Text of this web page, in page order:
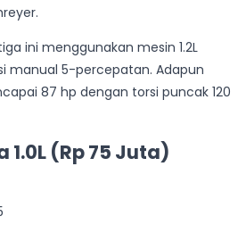
ini menggunakan mesin 1.2L
manual 5-percepatan. Adapun
87 hp dengan torsi puncak 120
1.0L (Rp 75 Juta)